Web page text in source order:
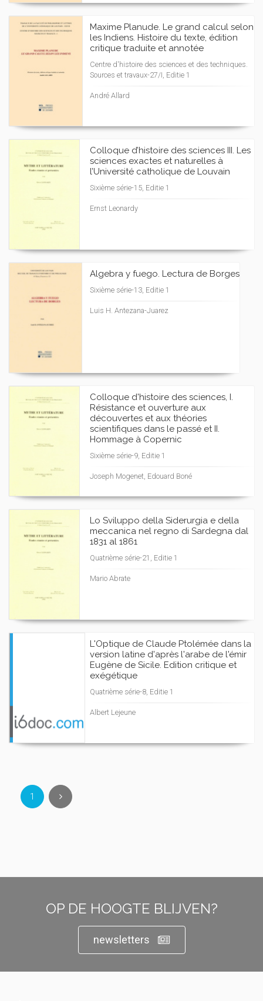
Maxime Planude. Le grand calcul selon
les Indiens. Histoire du texte, édition
critique traduite et annotée
Centre d'histoire des sciences et des techniques.
Sources et travaux-27/I, Editie 1
André Allard
Colloque d’histoire des sciences III. Les
sciences exactes et naturelles à
l’Université catholique de Louvain
Sixième série-15, Editie 1
Ernst Leonardy
Algebra y fuego. Lectura de Borges
Sixième série-13, Editie 1
Luis H. Antezana-Juarez
Colloque d'histoire des sciences, I.
Résistance et ouverture aux
découvertes et aux théories
scientifiques dans le passé et II.
Hommage à Copernic
Sixième série-9, Editie 1
Joseph Mogenet, Edouard Boné
Lo Sviluppo della Siderurgia e della
meccanica nel regno di Sardegna dal
1831 al 1861
Quatrième série-21, Editie 1
Mario Abrate
L'Optique de Claude Ptolémée dans la
version latine d'après l'arabe de l'émir
Eugène de Sicile. Edition critique et
exégétique
Quatrième série-8, Editie 1
Albert Lejeune
1
OP DE HOOGTE BLIJVEN?
newsletters